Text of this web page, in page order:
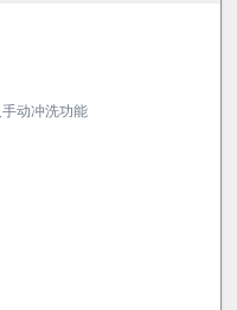
动冲洗功能